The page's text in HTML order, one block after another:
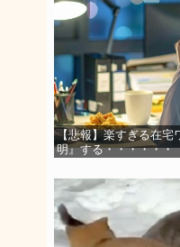
【悲報】楽すぎる在宅
明』する・・・・・・